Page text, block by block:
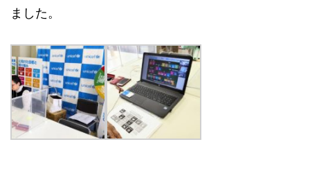
ました。